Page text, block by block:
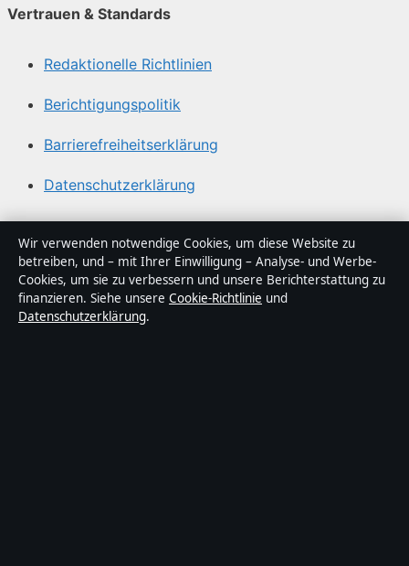
Vertrauen & Standards
Redaktionelle Richtlinien
Berichtigungspolitik
Barrierefreiheitserklärung
Datenschutzerklärung
Über Blickindex in Kürze
Blickindex ist ein unabhängiger digitaler
Nachrichtenanbieter mit Fokus auf Politik, Wirtschaft,
Technik und Gesellschaft in Deutschland. Jeder Artikel
Wir verwenden notwendige Cookies, um diese Website zu
betreiben, und – mit Ihrer Einwilligung – Analyse- und Werbe-
Cookies, um sie zu verbessern und unsere Berichterstattung zu
finanzieren. Siehe unsere Cookie-Richtlinie und
Datenschutzerklärung.